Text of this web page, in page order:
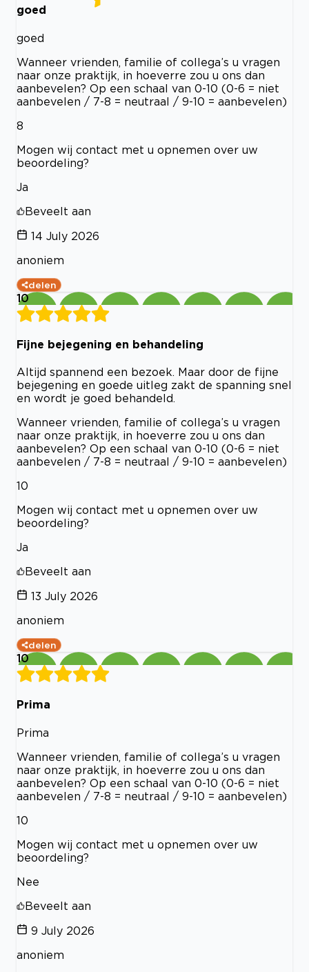
goed
goed
Wanneer vrienden, familie of collega’s u vragen
naar onze praktijk, in hoeverre zou u ons dan
aanbevelen? Op een schaal van 0-10 (0-6 = niet
aanbevelen / 7-8 = neutraal / 9-10 = aanbevelen)
8
Mogen wij contact met u opnemen over uw
beoordeling?
Ja
Beveelt aan
14 July 2026
anoniem
delen
10
Fijne bejegening en behandeling
Altijd spannend een bezoek. Maar door de fijne
bejegening en goede uitleg zakt de spanning snel
en wordt je goed behandeld.
Wanneer vrienden, familie of collega’s u vragen
naar onze praktijk, in hoeverre zou u ons dan
aanbevelen? Op een schaal van 0-10 (0-6 = niet
aanbevelen / 7-8 = neutraal / 9-10 = aanbevelen)
10
Mogen wij contact met u opnemen over uw
beoordeling?
Ja
Beveelt aan
13 July 2026
anoniem
delen
10
Prima
Prima
Wanneer vrienden, familie of collega’s u vragen
naar onze praktijk, in hoeverre zou u ons dan
aanbevelen? Op een schaal van 0-10 (0-6 = niet
aanbevelen / 7-8 = neutraal / 9-10 = aanbevelen)
10
Mogen wij contact met u opnemen over uw
beoordeling?
Nee
Beveelt aan
9 July 2026
anoniem